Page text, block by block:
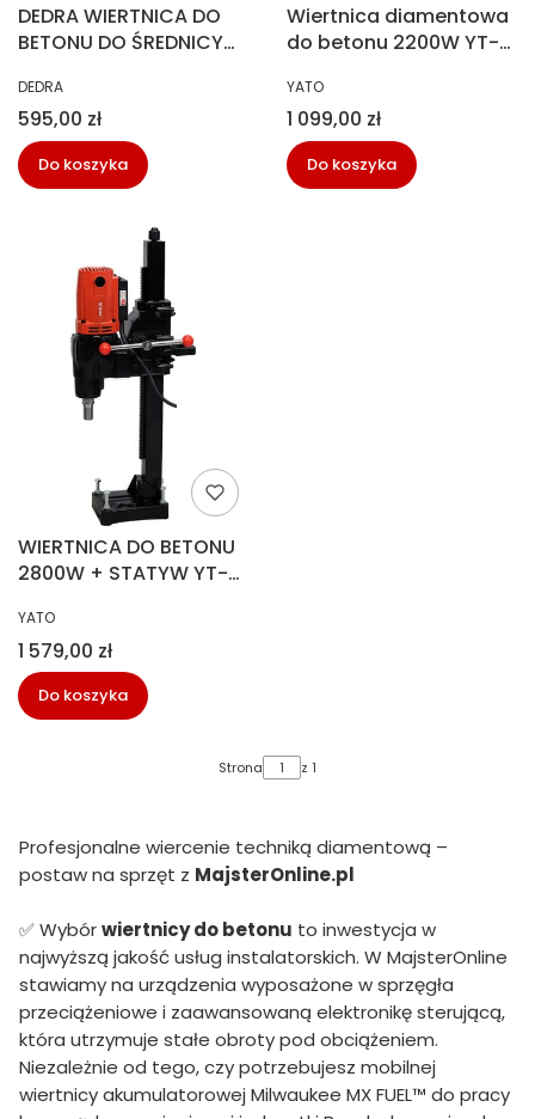
DEDRA WIERTNICA DO
BETONU DO ŚREDNICY
PRODUCENT
DEDRA
Cena
595,00 zł
Do koszyka
Wiertnica diamentowa
do betonu 2200W YT-
PRODUCENT
YATO
Cena
1 099,00 zł
Do koszyka
WIERTNICA DO BETONU
2800W + STATYW YT-
PRODUCENT
YATO
Cena
1 579,00 zł
Do koszyka
Strona z 1
Profesjonalne wiercenie techniką diamentową –
postaw na sprzęt z MajsterOnline.pl
✅ Wybórwiertnicy do betonu to inwestycja w
najwyższą jakość usług instalatorskich. W MajsterOnline
stawiamy na urządzenia wyposażone w sprzęgła
przeciążeniowe i zaawansowaną elektronikę sterującą,
która utrzymuje stałe obroty pod obciążeniem.
Niezależnie od tego, czy potrzebujesz mobilnej
wiertnicy akumulatorowej Milwaukee MX FUEL™ do pracy